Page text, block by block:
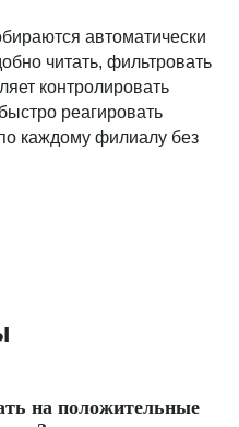
автоматически
читать, фильтровать
контролировать
реагировать
каждому филиалу без
на положительные